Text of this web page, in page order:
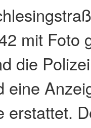
mit Foto
die
eine
erstattet.